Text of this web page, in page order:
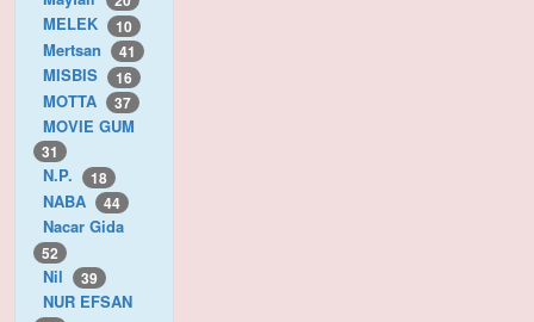
MELEK 10
Mertsan 41
MISBIS 16
MOTTA 37
MOVIE GUM
31
N.P. 18
NABA 44
Nacar Gida
52
Nil 39
NUR EFSAN